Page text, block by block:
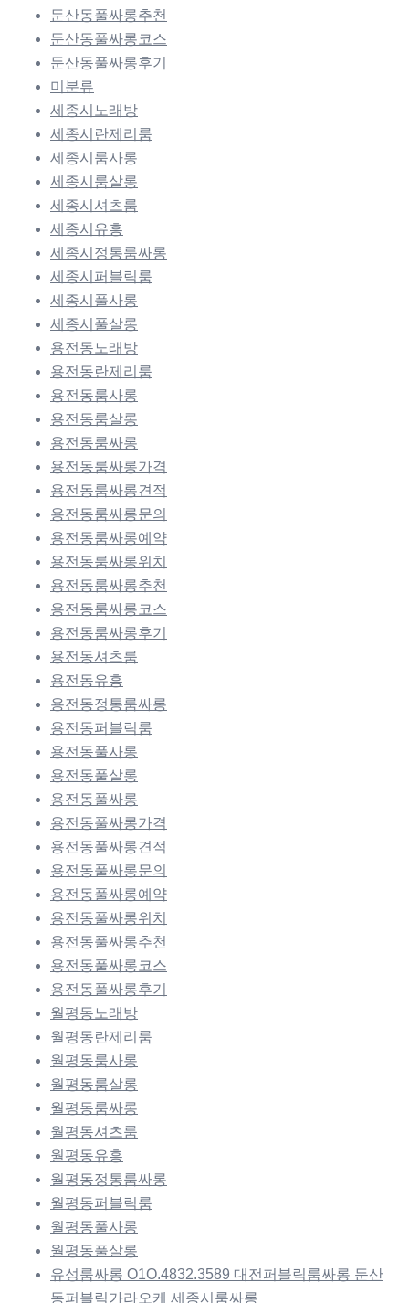
둔산동풀싸롱추천
둔산동풀싸롱코스
둔산동풀싸롱후기
미분류
세종시노래방
세종시란제리룸
세종시룸사롱
세종시룸살롱
세종시셔츠룸
세종시유흥
세종시정통룸싸롱
세종시퍼블릭룸
세종시풀사롱
세종시풀살롱
용전동노래방
용전동란제리룸
용전동룸사롱
용전동룸살롱
용전동룸싸롱
용전동룸싸롱가격
용전동룸싸롱견적
용전동룸싸롱문의
용전동룸싸롱예약
용전동룸싸롱위치
용전동룸싸롱추천
용전동룸싸롱코스
용전동룸싸롱후기
용전동셔츠룸
용전동유흥
용전동정통룸싸롱
용전동퍼블릭룸
용전동풀사롱
용전동풀살롱
용전동풀싸롱
용전동풀싸롱가격
용전동풀싸롱견적
용전동풀싸롱문의
용전동풀싸롱예약
용전동풀싸롱위치
용전동풀싸롱추천
용전동풀싸롱코스
용전동풀싸롱후기
월평동노래방
월평동란제리룸
월평동룸사롱
월평동룸살롱
월평동룸싸롱
월평동셔츠룸
월평동유흥
월평동정통룸싸롱
월평동퍼블릭룸
월평동풀사롱
월평동풀살롱
유성룸싸롱 O1O.4832.3589 대전퍼블릭룸싸롱 둔산
동퍼블릭가라오케 세종시룸싸롱